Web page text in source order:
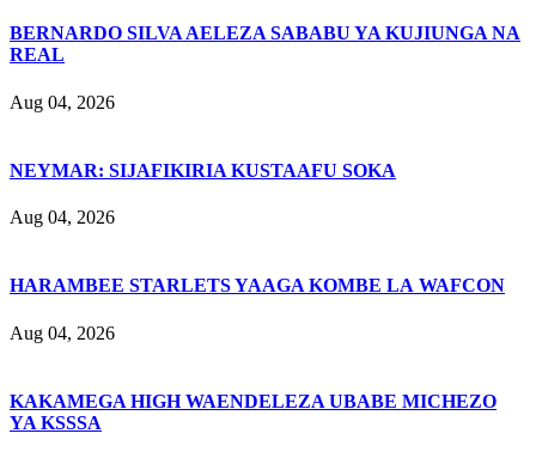
BERNARDO SILVA AELEZA SABABU YA KUJIUNGA NA
REAL
Aug 04, 2026
NEYMAR: SIJAFIKIRIA KUSTAAFU SOKA
Aug 04, 2026
HARAMBEE STARLETS YAAGA KOMBE LA WAFCON
Aug 04, 2026
KAKAMEGA HIGH WAENDELEZA UBABE MICHEZO
YA KSSSA